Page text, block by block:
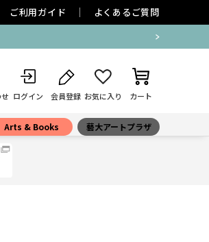
ご利用ガイド よくあるご質問
ログイン 会員登録 お気に入り カート
Arts & Books 藝大アートプラザ